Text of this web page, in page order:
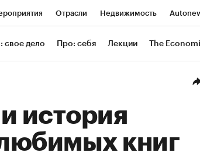
Отрасли Недвижимость
РБК Life Тренды Визионеры
свое дело Про: себя Лекции The
история
книг